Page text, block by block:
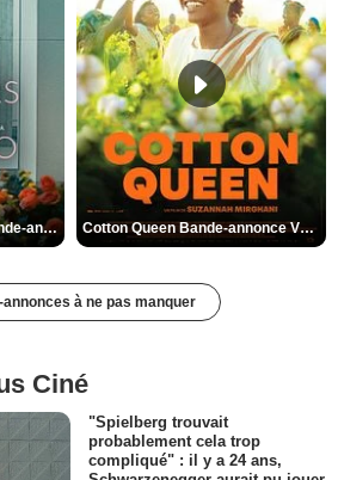
Des Fleurs pour Tokyo Bande-annonce VO STFR Cotton Queen Bande-annonce VO STFR
annonces à ne pas manquer
Ciné
"Spielberg trouvait
probablement cela trop
compliqué" : il y a 24 ans,